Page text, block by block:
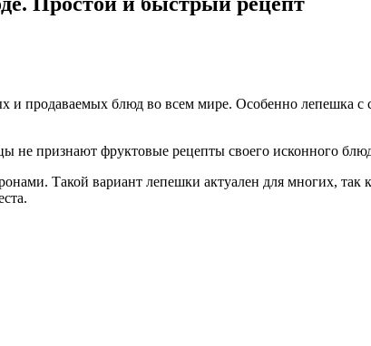
и продаваемых блюд во всем мире. Особенно
не признают фруктовые рецепты своего исконного
Такой вариант лепешки актуален для многих,